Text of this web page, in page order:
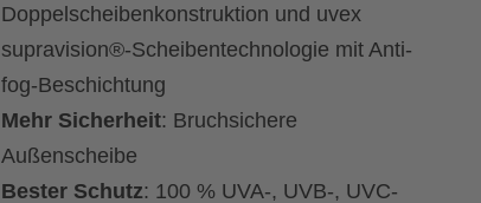
Doppelscheibenkonstruktion und uvex
supravision®-Scheibentechnologie mit Anti-
fog-Beschichtung
Mehr Sicherheit: Bruchsichere
Außenscheibe
Bester Schutz: 100 % UVA-, UVB-, UVC-